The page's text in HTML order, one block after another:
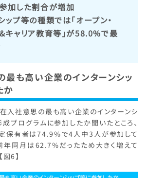
加した割合が増加
ップ等の種類では「オープン・
キャリア教育等」が58.0%で最
最も高い企業のインターンシッ
か
入社意思の最も高い企業のインターンシ
プログラムに参加したか聞いたところ、
保有者は74.9%で4人中3人が参加して
年同月は62.7%だったため大きく増えて
図6】